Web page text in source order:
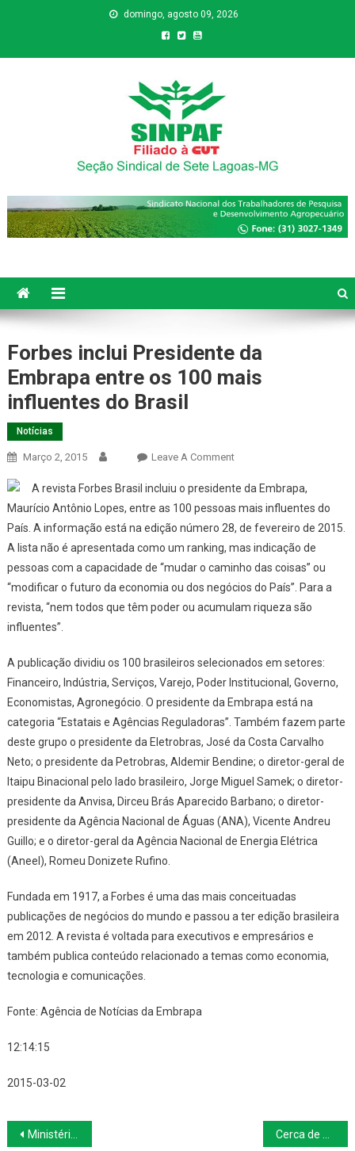
domingo, agosto 09, 2026
Sinpaf
Forbes inclui Presidente da
Embrapa entre os 100 mais
influentes do Brasil
Notícias
Março 2, 2015 Leave A CommentOn
Inclui
Presidente
Da
Embrapa
Entre
Os
100
Brasil
A revista Forbes Brasil incluiu o presidente da Embrapa,
Maurício Antônio Lopes, entre as 100 pessoas mais influentes do
País. A informação está na edição número 28, de fevereiro de 2015.
A lista não é apresentada como um ranking, mas indicação de
pessoas com a capacidade de “mudar o caminho das coisas” ou
“modificar o futuro da economia ou dos negócios do País”. Para a
revista, “nem todos que têm poder ou acumulam riqueza são
influentes”.
A publicação dividiu os 100 brasileiros selecionados em setores:
Financeiro, Indústria, Serviços, Varejo, Poder Institucional, Governo,
Economistas, Agronegócio. O presidente da Embrapa está na
categoria “Estatais e Agências Reguladoras”. Também fazem parte
deste grupo o presidente da Eletrobras, José da Costa Carvalho
Neto; o presidente da Petrobras, Aldemir Bendine; o diretor-geral de
Itaipu Binacional pelo lado brasileiro, Jorge Miguel Samek; o diretor-
presidente da Anvisa, Dirceu Brás Aparecido Barbano; o diretor-
presidente da Agência Nacional de Águas (ANA), Vicente Andreu
Guillo; e o diretor-geral da Agência Nacional de Energia Elétrica
(Aneel), Romeu Donizete Rufino.
Fundada em 1917, a Forbes é uma das mais conceituadas
publicações de negócios do mundo e passou a ter edição brasileira
em 2012. A revista é voltada para executivos e empresários e
também publica conteúdo relacionado a temas como economia,
tecnologia e comunicações.
Fonte: Agência de Notícias da Embrapa
12:14:15
2015-03-02
Navegação
Ministério do Planejamento frustra servidores federais